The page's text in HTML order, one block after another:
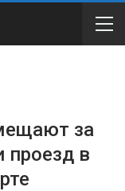
за
проезд в